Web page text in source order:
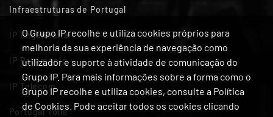
O Grupo IP recolhe e utiliza cookies próprios para
melhoria da sua experiência de navegação como
utilizador e suporte à atividade de comunicação do
Grupo IP. Para mais informações sobre a forma como o
Grupo IP recolhe e utiliza cookies, consulte a Política
de Cookies. Pode aceitar todos os cookies clicando
Infraestruturas de Portugal
IP Engenharia
IP Património
IP Telecom
Portugal Tolls